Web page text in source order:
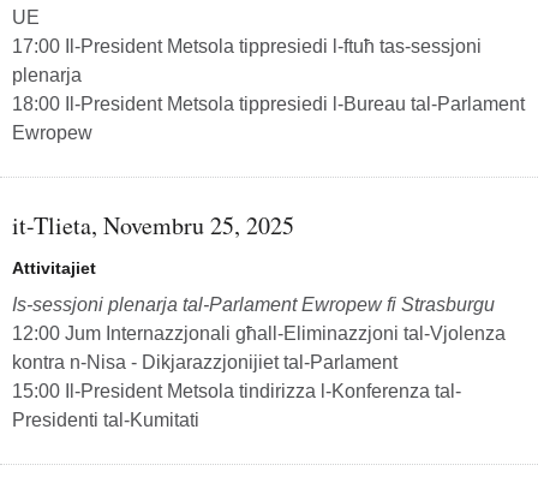
UE
17:00 Il-President Metsola tippresiedi l-ftuħ tas-sessjoni
plenarja
18:00 Il-President Metsola tippresiedi l-Bureau tal-Parlament
Ewropew
it-Tlieta, Novembru 25, 2025
Attivitajiet
Is-sessjoni plenarja tal-Parlament Ewropew fi Strasburgu
12:00 Jum Internazzjonali għall-Eliminazzjoni tal-Vjolenza
kontra n-Nisa - Dikjarazzjonijiet tal-Parlament
15:00 Il-President Metsola tindirizza l-Konferenza tal-
Presidenti tal-Kumitati